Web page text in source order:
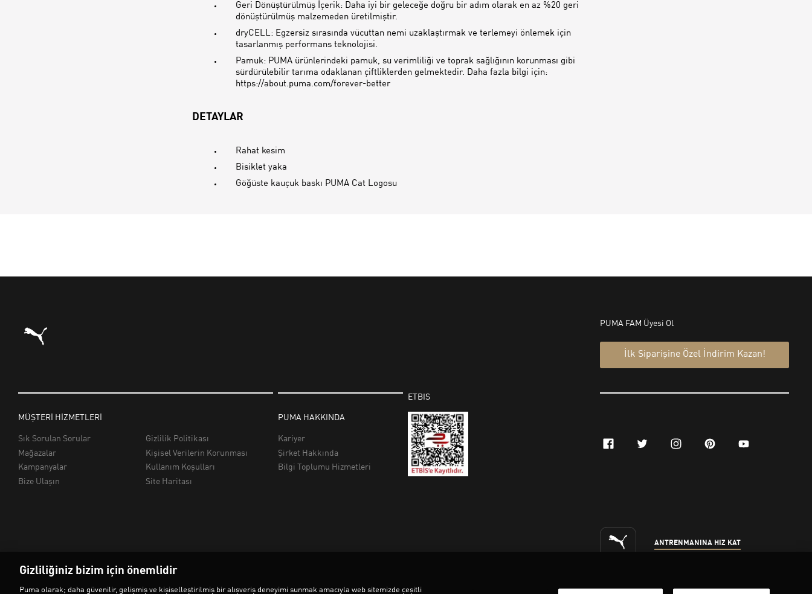
Geri Dönüştürülmüş İçerik: Daha iyi bir geleceğe doğru bir adım olarak en az %20 geri
dönüştürülmüş malzemeden üretilmiştir.
dryCELL: Egzersiz sırasında vücuttan nemi uzaklaştırmak ve terlemeyi önlemek için
tasarlanmış performans teknolojisi.
Pamuk: PUMA ürünlerindeki pamuk, su verimliliği ve toprak sağlığının korunması gibi
sürdürülebilir tarıma odaklanan çiftliklerden gelmektedir. Daha fazla bilgi için:
https://about.puma.com/forever-better
DETAYLAR
Rahat kesim
Bisiklet yaka
Göğüste kauçuk baskı PUMA Cat Logosu
Gizliliğiniz bizim için önemlidir
Puma olarak; daha güvenilir, gelişmiş ve kişiselleştirilmiş bir alışveriş deneyimi sunmak amacıyla web sitemizde çeşitli